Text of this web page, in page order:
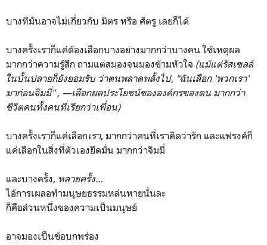
บางทีมันอาจไม่เกี่ยวกับ มิตร หรือ ศัตรู เลยก็ได้
บางครั้งเราก็แค่ต้องเลือกบางอย่างมากกว่าบางคน ใช้เหตุผล
มากกว่าความรู้สึก ถามแต่สมองจนมองข้ามหัวใจ (แม้แต่รัสเซลล์
ในบั้นปลายก็ยังยอมรับ ว่าตนพลาดพลั้งไป, "ฉันเลือก 'พวกเรา'
มาก่อนจิมมี่" , —เลือกผลประโยชน์ขององค์กรของตน มากกว่า
ชีวิตคนทั้งคนที่เรียกว่าเพื่อน)
บางครั้งเราก็แค่เลือกเรา, มากกว่าคนที่เราคิดว่ารัก และแฟรงค์ก็
แค่เลือกในสิ่งที่ตัวเองยึดมั่น มากกว่าจิมมี่
และบางครั้ง, หลายครั้ง...
ไอ้การเผลอทำมนุษยธรรมหล่นหายนั่นละ
ก็คือส่วนหนึ่งของความเป็นมนุษย์
อาจมองเป็นข้อบกพร่อง